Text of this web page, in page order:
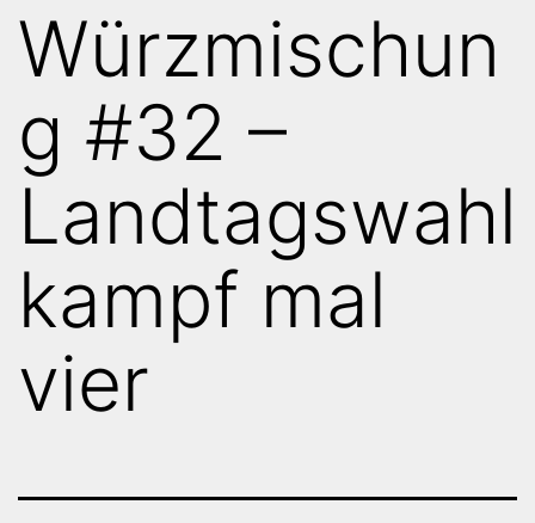
Würzmischun
g #32 –
Landtagswahl
kampf mal
vier